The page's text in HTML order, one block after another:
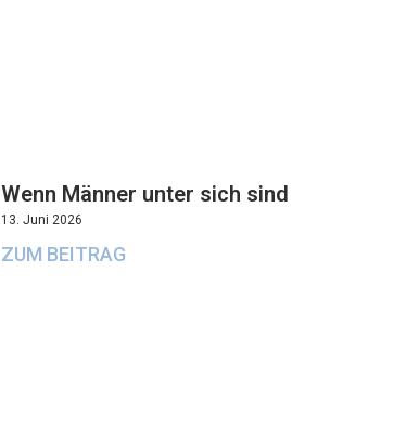
Wenn Männer unter sich sind
13. Juni 2026
ZUM BEITRAG